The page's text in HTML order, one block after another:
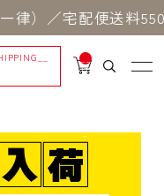
宅配便送料550円
__
IT
_